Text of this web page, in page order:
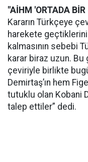
"AİHM 'ORTADA BİR
Kararın Türkçeye
harekete
kalmasının sebebi
karar biraz uzun.
çeviriyle birlikte
Demirtaş’ın hem
tutuklu olan Kobani
talep ettiler” dedi.